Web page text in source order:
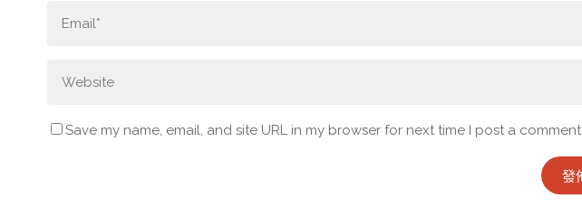
Save my name, email, and site URL in my browser for next time I post a comment.